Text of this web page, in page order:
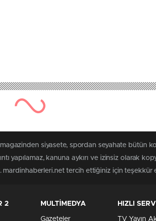
magazinden siyasete, spordan seyahate bütün
yapılamaz, kanuna aykırı ve izinsiz olarak
mardinhaberleri.net tercih ettiğiniz için teşekkür
2 MULTİMEDYA
Gazeteler
HIZLI
TV Yayın